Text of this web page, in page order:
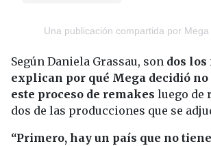
Una publicación compartida por
Según Daniela Grassau, son dos los
explican por qué Mega decidió
este proceso de remakes luego de
dos de las producciones que se
“Primero, hay un país que no